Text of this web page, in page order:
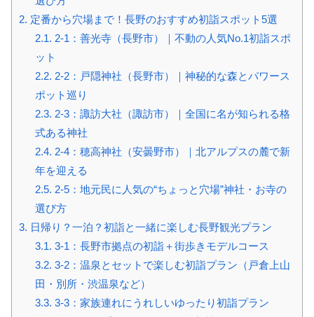
2. 定番から穴場まで！長野のおすすめ初詣スポット5選
2.1. 2-1：善光寺（長野市）｜不動の人気No.1初詣スポ
ット
2.2. 2-2：戸隠神社（長野市）｜神秘的な森とパワース
ポット巡り
2.3. 2-3：諏訪大社（諏訪市）｜全国に名が知られる格
式ある神社
2.4. 2-4：穂高神社（安曇野市）｜北アルプスの麓で新
年を迎える
2.5. 2-5：地元民に人気の“ちょっと穴場”神社・お寺の
選び方
3. 日帰り？一泊？初詣と一緒に楽しむ長野観光プラン
3.1. 3-1：長野市拠点の初詣＋街歩きモデルコース
3.2. 3-2：温泉とセットで楽しむ初詣プラン（戸倉上山
田・別所・渋温泉など）
3.3. 3-3：家族連れにうれしいゆったり初詣プラン